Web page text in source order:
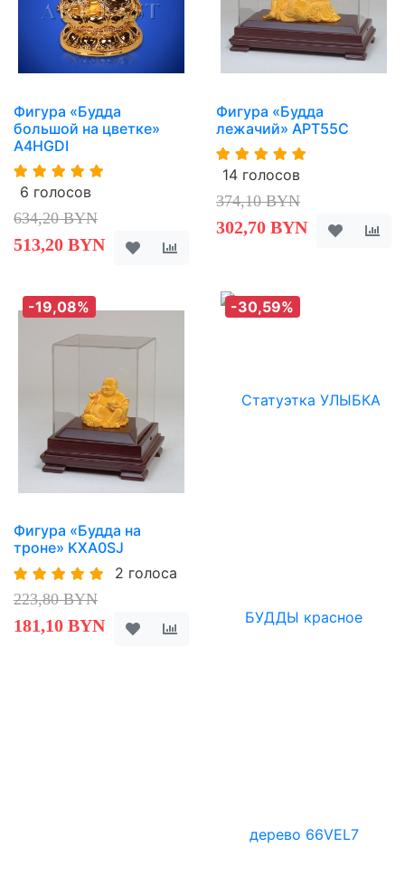
Фигура «Будда
большой на цветке»
A4HGDI
6 голосов
634,20 BYN
513,20 BYN
Фигура «Будда
лежачий» APT55C
14 голосов
374,10 BYN
302,70 BYN
-19,08%
Фигура «Будда на
троне» KXA0SJ
2 голоса
223,80 BYN
181,10 BYN
-30,59%